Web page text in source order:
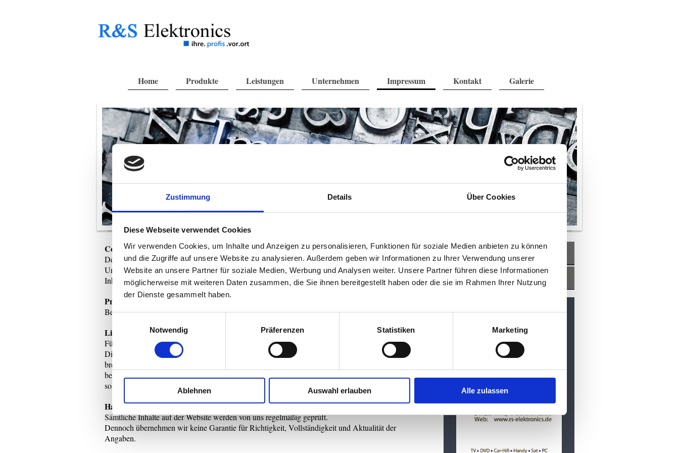
Zustimmung Details Über Cookies
Diese Webseite verwendet Cookies
Wir verwenden Cookies, um Inhalte und Anzeigen zu personalisieren, Funktionen für soziale Medien anbieten zu können
und die Zugriffe auf unsere Website zu analysieren. Außerdem geben wir Informationen zu Ihrer Verwendung unserer
Website an unsere Partner für soziale Medien, Werbung und Analysen weiter. Unsere Partner führen diese Informationen
möglicherweise mit weiteren Daten zusammen, die Sie ihnen bereitgestellt haben oder die sie im Rahmen Ihrer Nutzung
der Dienste gesammelt haben.
Einwilligungsauswahl
Notwendig
Präferenzen Statistiken Marketing
Ablehnen Auswahl erlauben Alle zulassen
Home Produkte Leistungen Unternehmen Impressum Kontakt Galerie
Copyright und Nutzungsbedingungen
Der Inhalt unserer Website darf nur zu privaten Zwecken genutzt werden.
Urheberrchte sind zu beachten. Die Verbreitung, das Kopieren sowie das Vervielfältigen von
Inhalten unserer Website ist nur mit unserem schriftlichen Einverständnis zulässig.
Preise
Bei Preisen sind Änderungen und Irrtum nicht ausgeschlossen.
Links
Für die Inhalte verlinkter Seiten außerhalb unseres Angebots übernehmen wir keine Haftung.
Die externen Links auf unseren Seiten sind lediglich Wegweiser, um dem Besucher ein
breites Spektrum an Informationen zu leifern. Sollte eine der Seiten, auf die gelinkt wird,
bedenkliche oder rechtswidrige Inhalte aufweisen, wird um Mitteilung ersucht; in einem
solchen Falle wird der Link sofort gelöscht.
Haftung
Sämtliche Inhalte auf der Website werden von uns regelmäßig geprüft.
Dennoch übernehmen wir keine Garantie für Richtigkeit, Vollständigkeit und Aktualität der
Angaben.
Inhaber
Datenschutz